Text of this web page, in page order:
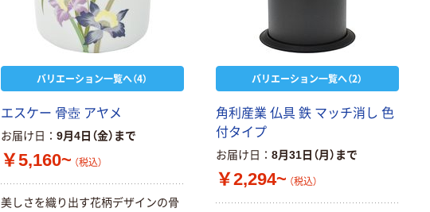
バリエーション一覧へ（4）
エスケー 骨壺 アヤメ
お届け日 9月4日（金）まで
￥5,160~ （税込）
美しさを織り出す花柄デザインの骨
バリエーション一覧へ（2）
角利産業 仏具 鉄 マッチ消し 色
付タイプ
お届け日 8月31日（月）まで
￥2,294~ （税込）